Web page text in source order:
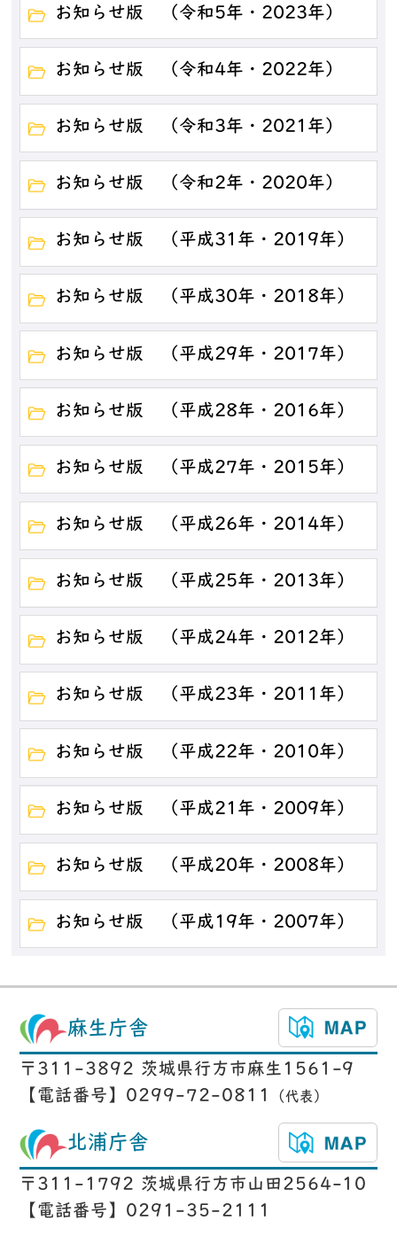
お知らせ版 （令和5年・2023年）
お知らせ版 （令和4年・2022年）
お知らせ版 （令和3年・2021年）
お知らせ版 （令和2年・2020年）
お知らせ版 （平成31年・2019年）
お知らせ版 （平成30年・2018年）
お知らせ版 （平成29年・2017年）
お知らせ版 （平成28年・2016年）
お知らせ版 （平成27年・2015年）
お知らせ版 （平成26年・2014年）
お知らせ版 （平成25年・2013年）
お知らせ版 （平成24年・2012年）
お知らせ版 （平成23年・2011年）
お知らせ版 （平成22年・2010年）
お知らせ版 （平成21年・2009年）
お知らせ版 （平成20年・2008年）
お知らせ版 （平成19年・2007年）
麻生庁舎
〒311-3892 茨城県行方市麻生1561-9
【電話番号】0299-72-0811
（代表）
北浦庁舎
〒311-1792 茨城県行方市山田2564-10
【電話番号】0291-35-2111